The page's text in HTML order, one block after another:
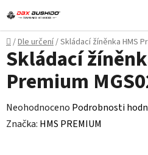
na
obsah
Domů
/Dle určení/Skládací žíněnka HMS
Skládací
Premium
Průměrné
hodnocení
Neohodnoceno Podrobnosti
Značka: HMS PREMIUM